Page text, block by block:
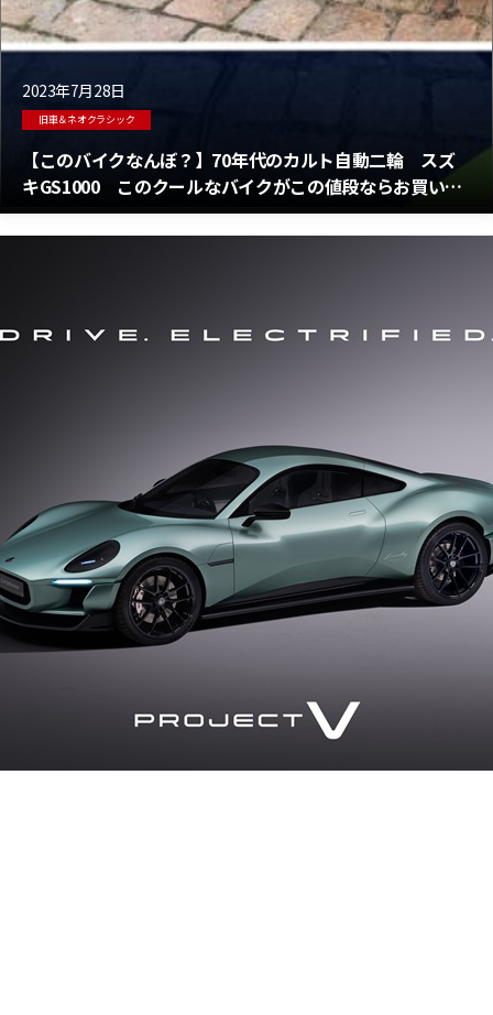
2023年7月28日
旧車＆ネオクラシック
【このバイクなんぼ？】70年代のカルト自動二輪 スズ
キGS1000 このクールなバイクがこの値段ならお買い
得？